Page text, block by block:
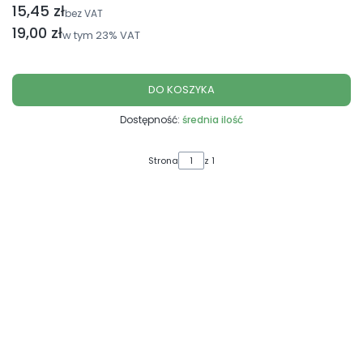
Cena brutto
19,00 złw tym 23% VAT
Cena netto
15,45 złbez VAT
DO KOSZYKA
Dostępność: średnia ilość
Strona z 1